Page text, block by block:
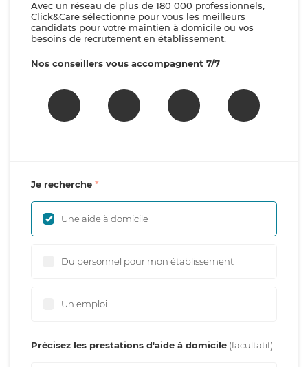
Avec un réseau de plus de 180 000 professionnels,
Click&Care sélectionne pour vous les meilleurs
candidats pour votre maintien à domicile ou vos
besoins de recrutement en établissement.
Nos conseillers vous accompagnent 7/7
Je recherche
Une aide à domicile
Du personnel pour mon établissement
Un emploi
Précisez les prestations d'aide à domicile